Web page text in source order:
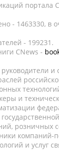
портала
- 1463330, в
- 199231.
CNews -
и
и
розничных
компаний-
и услуг